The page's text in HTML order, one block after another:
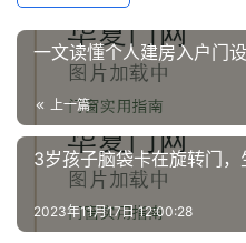
门
安
装
装
一文读懂个人建房入户门
上一篇
3岁孩子脑袋卡在旋转门
2023年11月17日 12:00:28